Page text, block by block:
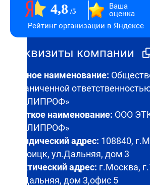
4,8 5
Ваша
оценка
Рейтинг организации в Яндексе
Реквизиты компании
Полное наименование:
ограниченной
«ПОЛИПРОФ»
Краткое наименование: ООО
«ПОЛИПРОФ»
Юридический адрес: 108840,
г.Троицк, ул.Дальняя, дом 3
Фактический адрес: г.Москва,
ул.Дальняя, дом 3,офис 5